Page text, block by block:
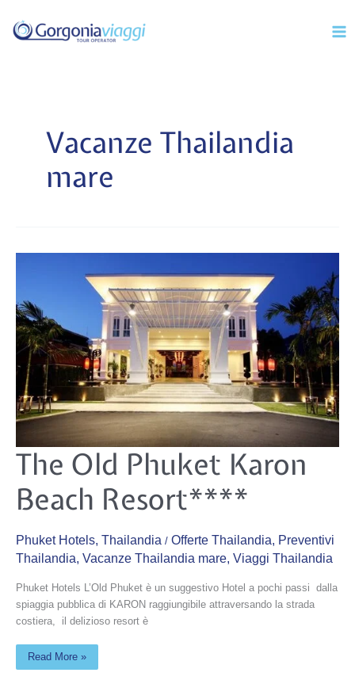
contenuto
Vacanze Thailandia
mare
The Old Phuket Karon
Beach Resort****
Phuket Hotels, Thailandia / Offerte Thailandia, Preventivi
Thailandia, Vacanze Thailandia mare, Viaggi Thailandia
Phuket Hotels L’Old Phuket è un suggestivo Hotel a pochi passi dalla
spiaggia pubblica di KARON raggiungibile attraversando la strada
costiera, il delizioso resort è
The
Old
Phuket
Karon
Beach
Resort****
Read More »